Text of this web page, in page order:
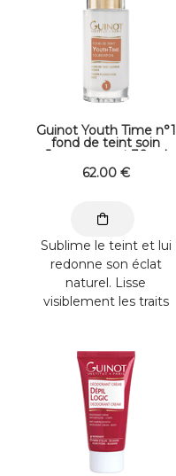
Guinot Youth Time n°1
fond de teint soin
Jeunesse pot 30 ml
62.00 €
Sublime le teint et lui
redonne son éclat
naturel. Lisse
visiblement les traits